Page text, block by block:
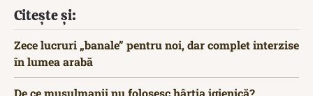
Citește și:
Zece lucruri „banale” pentru noi, dar complet interzise
în lumea arabă